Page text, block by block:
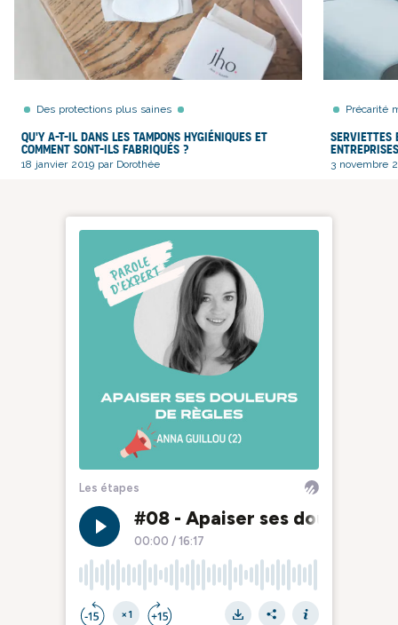
Des protections plus saines
Qu'y a-t-il dans les tampons hygiéniques et
comment sont-ils fabriqués ?
18 janvier 2019 par Dorothée
Précarité
Serviettes
3 novembre